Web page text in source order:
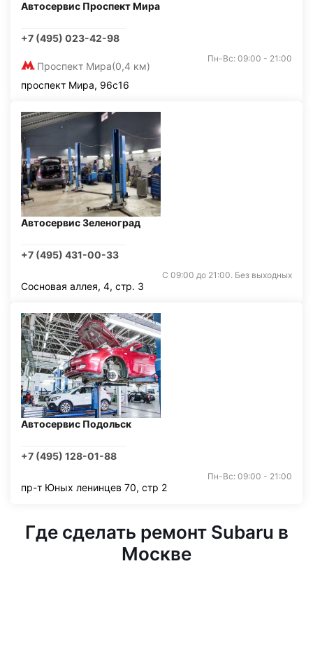
Автосервис Проспект Мира
+7 (495) 023-42-98
Проспект Мира(0,4 км)
Пн-Вс: 09:00 - 21:00
проспект Мира, 96с16
Автосервис Зеленоград
+7 (495) 431-00-33
С 09:00 до 21:00. Без выходных
Сосновая аллея, 4, стр. 3
Автосервис Подольск
+7 (495) 128-01-88
Пн-Вс: 09:00 - 21:00
пр-т Юных ленинцев 70, стр 2
Где сделать ремонт Subaru в
Москве